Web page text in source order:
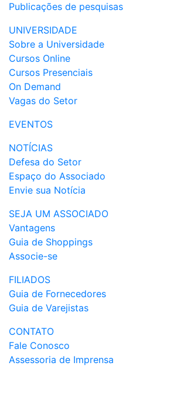
Publicações de pesquisas
UNIVERSIDADE
Sobre a Universidade
Cursos Online
Cursos Presenciais
On Demand
Vagas do Setor
EVENTOS
NOTÍCIAS
Defesa do Setor
Espaço do Associado
Envie sua Notícia
SEJA UM ASSOCIADO
Vantagens
Guia de Shoppings
Associe-se
FILIADOS
Guia de Fornecedores
Guia de Varejistas
CONTATO
Fale Conosco
Assessoria de Imprensa